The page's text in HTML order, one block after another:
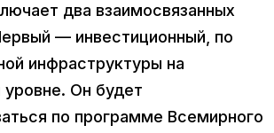
два взаимосвязанных
— инвестиционный, по
инфраструктуры на
Он будет
по программе Всемирного